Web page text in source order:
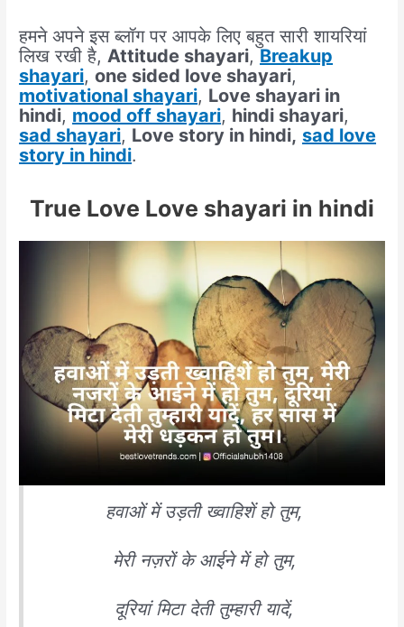
हमने अपने इस ब्लॉग पर आपके लिए बहुत सारी शायरियां
लिख रखी है,Attitude shayari,Breakup
shayari,one sided love shayari,
motivational shayari, Love shayari in
hindi, mood off shayari, hindi shayari,
sad shayari, Love story in hindi, sad love
story in hindi.
True Love Love shayari in hindi
हवाओं में उड़ती ख्वाहिशें हो तुम,
मेरी नज़रों के आईने में हो तुम,
दूरियां मिटा देती तुम्हारी यादें,